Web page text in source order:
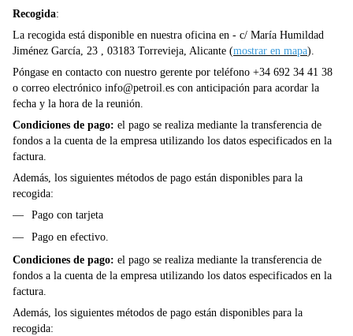
Recogida:
La recogida está disponible en nuestra oficina en - c/ María Humildad
Jiménez García, 23 , 03183 Torrevieja, Alicante (mostrar en mapa).
Póngase en contacto con nuestro gerente por teléfono +34 692 34 41 38
o correo electrónico info@petroil.es con anticipación para acordar la
fecha y la hora de la reunión.
Condiciones de pago: el pago se realiza mediante la transferencia de
fondos a la cuenta de la empresa utilizando los datos especificados en la
factura.
Además, los siguientes métodos de pago están disponibles para la
recogida:
Pago con tarjeta
Pago en efectivo.
Condiciones de pago: el pago se realiza mediante la transferencia de
fondos a la cuenta de la empresa utilizando los datos especificados en la
factura.
Además, los siguientes métodos de pago están disponibles para la
recogida: